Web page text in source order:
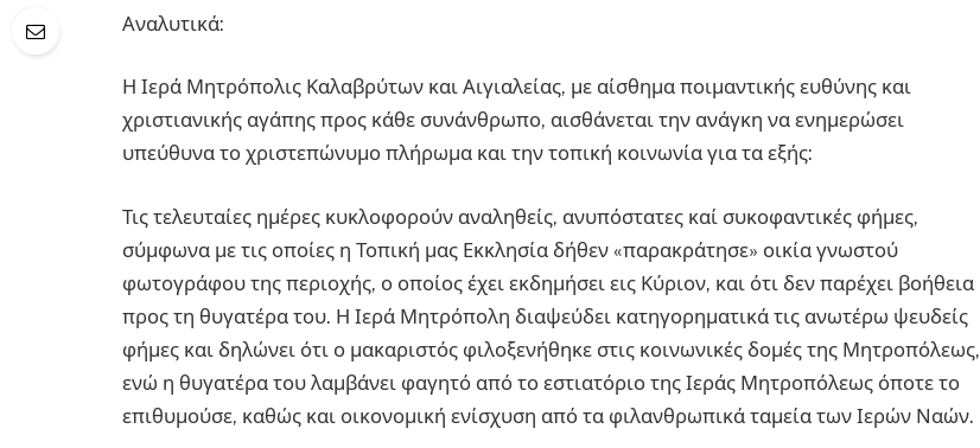
Αναλυτικά:
Η Ιερά Μητρόπολις Καλαβρύτων και Αιγιαλείας, με αίσθημα ποιμαντικής ευθύνης και
χριστιανικής αγάπης προς κάθε συνάνθρωπο, αισθάνεται την ανάγκη να ενημερώσει
υπεύθυνα το χριστεπώνυμο πλήρωμα και την τοπική κοινωνία για τα εξής:
Τις τελευταίες ημέρες κυκλοφορούν αναληθείς, ανυπόστατες καί συκοφαντικές φήμες,
σύμφωνα με τις οποίες η Τοπική μας Εκκλησία δήθεν «παρακράτησε» οικία γνωστού
φωτογράφου της περιοχής, ο οποίος έχει εκδημήσει εις Κύριον, και ότι δεν παρέχει βοήθεια
προς τη θυγατέρα του. Η Ιερά Μητρόπολη διαψεύδει κατηγορηματικά τις ανωτέρω ψευδείς
φήμες και δηλώνει ότι ο μακαριστός φιλοξενήθηκε στις κοινωνικές δομές της Μητροπόλεως,
ενώ η θυγατέρα του λαμβάνει φαγητό από το εστιατόριο της Ιεράς Μητροπόλεως όποτε το
επιθυμούσε, καθώς και οικονομική ενίσχυση από τα φιλανθρωπικά ταμεία των Ιερών Ναών.